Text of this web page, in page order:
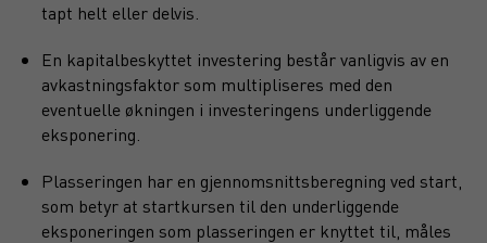
tapt helt eller delvis.
En kapitalbeskyttet investering består vanligvis av en
avkastningsfaktor som multipliseres med den
eventuelle økningen i investeringens underliggende
eksponering.
Plasseringen har en gjennomsnittsberegning ved start,
som betyr at startkursen til den underliggende
eksponeringen som plasseringen er knyttet til, måles